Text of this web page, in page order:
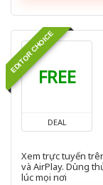
EDITOR CHOICE
FREE
DEAL
Xem trực tuyến
và AirPlay. Dùng
lúc mọi nơi